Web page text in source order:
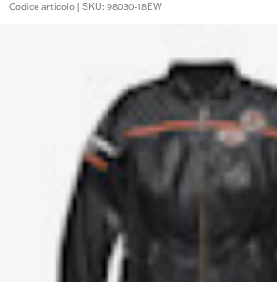
Codice articolo | SKU: 98030-18EW